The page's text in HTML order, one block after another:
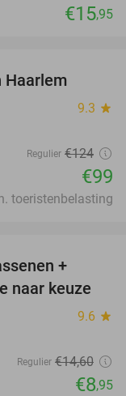
€15,95
Haarlem
9.3 star
Regulier €124
€99
toeristenbelasting
+
naar keuze
9.6 star
Regulier €14,60
€8,95